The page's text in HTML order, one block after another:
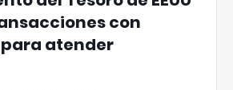
con
atender